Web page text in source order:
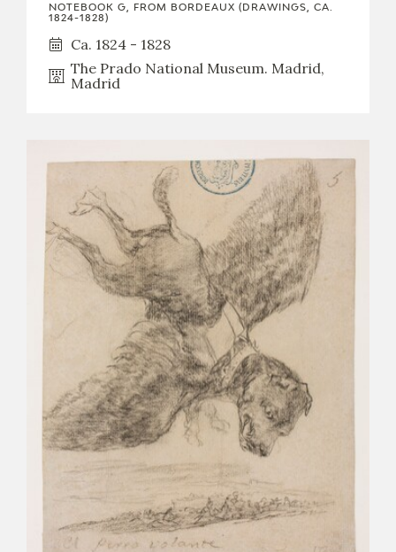
RECURSOS EDUCATIVOS
NOTEBOOK G, FROM BORDEAUX (DRAWINGS, CA.
1824-1828)
Ca. 1824 - 1828
The Prado National Museum. Madrid,
Madrid